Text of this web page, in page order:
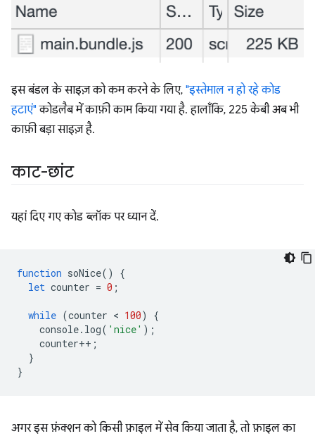
इस बंडल के साइज़ को कम करने के लिए, "इस्तेमाल न हो रहे कोड
हटाएं" कोडलैब में काफ़ी काम किया गया है. हालाँकि, 225 केबी अब भी
काफ़ी बड़ा साइज़ है.
काट-छांट
यहां दिए गए कोड ब्लॉक पर ध्यान दें.
function soNice()
{
let counter = 0 ;
while (counter < 100)
{
console. log( 'nice' );
counter++ ;
}
}
अगर इस फ़ंक्शन को किसी फ़ाइल में सेव किया जाता है, तो फ़ाइल का